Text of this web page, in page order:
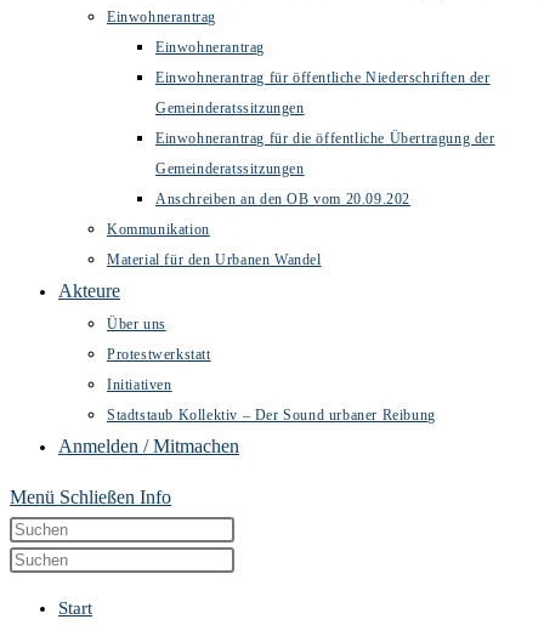
Einwohnerantrag
Einwohnerantrag
Einwohnerantrag für öffentliche Niederschriften der
Gemeinderatssitzungen
Einwohnerantrag für die öffentliche Übertragung der
Gemeinderatssitzungen
Anschreiben an den OB vom 20.09.202
Kommunikation
Material für den Urbanen Wandel
Akteure
Über uns
Protestwerkstatt
Initiativen
Stadtstaub Kollektiv – Der Sound urbaner Reibung
Anmelden / Mitmachen
Menü Schließen Info
Diese
Website
Start